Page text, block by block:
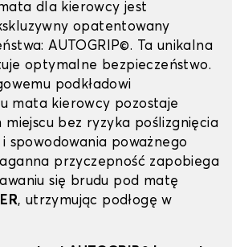
dla kierowcy jest
opatentowany
AUTOGRIP©. Ta unikalna
optymalne bezpieczeństwo.
podkładowi
mata kierowcy pozostaje
miejscu bez ryzyka poślizgnięcia
spowodowania poważnego
przyczepność zapobiega
się brudu pod matę
, utrzymując podłogę w